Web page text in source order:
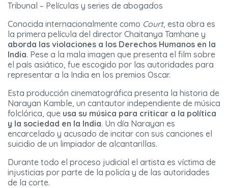
Tribunal – Películas y series de abogados
Conocida internacionalmente como Court, esta obra es
la primera película del director Chaitanya Tamhane y
aborda las violaciones a los Derechos Humanos en la
India. Pese a la mala imagen que presenta el film sobre
el país asiático, fue escogido por las autoridades para
representar a la India en los premios Oscar.
Esta producción cinematográfica presenta la historia de
Narayan Kamble, un cantautor independiente de música
folclórica, que usa su música para criticar a la política
y la sociedad en la India. Un día Narayan es
encarcelado y acusado de incitar con sus canciones el
suicidio de un limpiador de alcantarillas.
Durante todo el proceso judicial el artista es víctima de
injusticias por parte de la policía y de las autoridades
de la corte.